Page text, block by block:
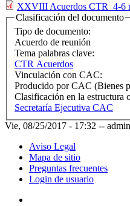
XXVIII Acuerdos CTR_4-6
Clasificación del documento
Tipo de documento:
Acuerdo de reunión
Tema palabras clave:
CTR Acuerdos
Vinculación con CAC:
Producido por CAC (Bienes
Clasificación en la estructura
Secretaría Ejecutiva CAC
Vie, 08/25/2017 - 17:32 -- admin
Aviso Legal
Mapa de sitio
Preguntas frecuentes
Login de usuario